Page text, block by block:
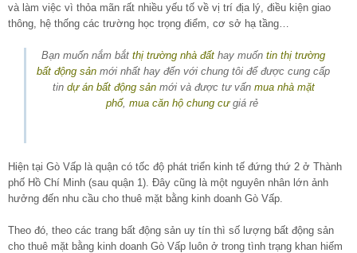
và làm việc vì thỏa mãn rất nhiều yếu tố về vị trí địa lý, điều kiện giao
thông, hệ thống các trường học trọng điểm, cơ sở hạ tầng…
Bạn muốn nắm bắt thị trường nhà đất hay muốn tin thị trường
bất động sản mới nhất hay đến với chung tôi để được cung cấp
tin dự án bất động sảnmới và được tư vấn mua nhà mặt
phố, mua căn hộ chung cưgiá rẻ
Hiện tại Gò Vấp là quận có tốc độ phát triển kinh tế đứng thứ 2 ở Thành
phố Hồ Chí Minh (sau quận 1). Đây cũng là một nguyên nhân lớn ảnh
hưởng đến nhu cầu cho thuê mặt bằng kinh doanh Gò Vấp.
Theo đó, theo các trang bất động sản uy tín thì số lượng bất động sản
cho thuê mặt bằng kinh doanh Gò Vấp luôn ở trong tình trạng khan hiếm